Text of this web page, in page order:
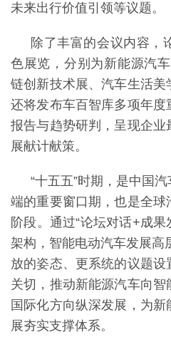
未来出行价值引领等议题。
除了丰富的会议内容，
色展览，分别为新能源汽
链创新技术展、汽车生活美
还将发布车百智库多项年
报告与趋势研判，呈现企
展献计献策。
“十五五”时期，是中国
端的重要窗口期，也是全
阶段。通过“论坛对话+成
架构，智能电动汽车发展高
放的姿态、更系统的议题
关切，推动新能源汽车向智
国际化方向纵深发展，为
展夯实支撑体系。